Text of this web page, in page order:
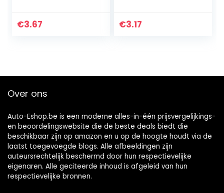
€3.67 €3.17
Over ons
Auto-Eshop.be is een moderne alles-in-één prijsvergelijkings-
en beoordelingswebsite die de beste deals biedt die
beschikbaar zijn op amazon en u op de hoogte houdt via de
laatst toegevoegde blogs. Alle afbeeldingen zijn
auteursrechtelijk beschermd door hun respectievelijke
eigenaren. Alle geciteerde inhoud is afgeleid van hun
respectievelijke bronnen.